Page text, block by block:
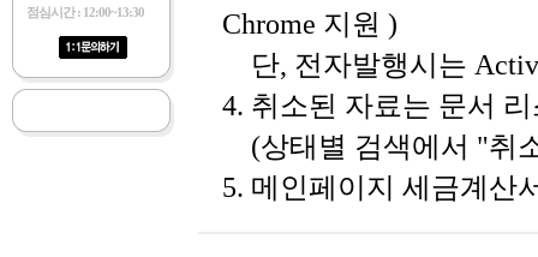
점심시간 : 12:00~13:30
Chrome 지원 )
단, 전자발행시는
4. 취소된 자료는 문서
(상태별 검색에서 "취
5. 메인페이지 세금계산